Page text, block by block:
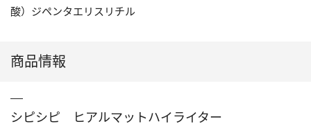
酸）ジペンタエリスリチル
商品情報
シピシピ ヒアルマットハイライター